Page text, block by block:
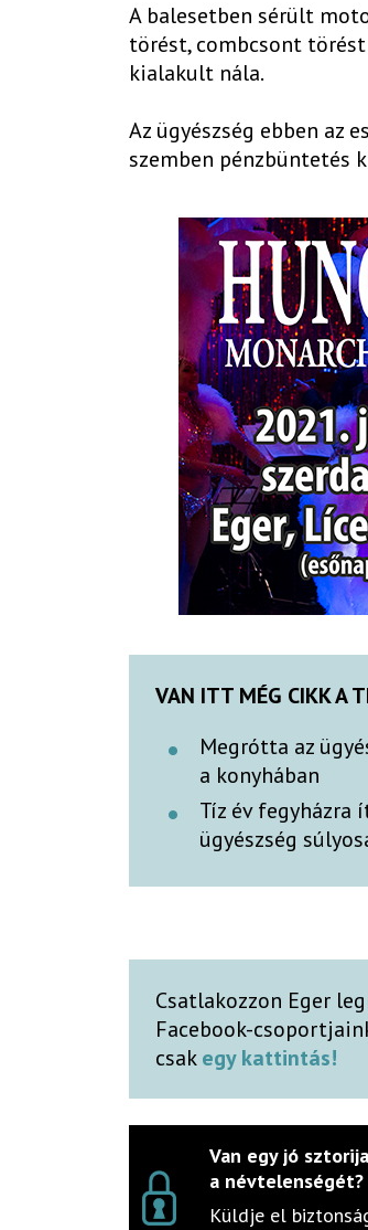
A balesetben sérült
törést, combcsont
kialakult nála.
Az ügyészség ebben az
szemben pénzbüntetés
VAN ITT MÉG CIKK A
Megrótta az
a konyhában
Tíz év fegyházra
ügyészség
Csatlakozzon Eger
Facebook-
csakegy kattintás!
Van egy jó
a névtelenségét?
Küldje el